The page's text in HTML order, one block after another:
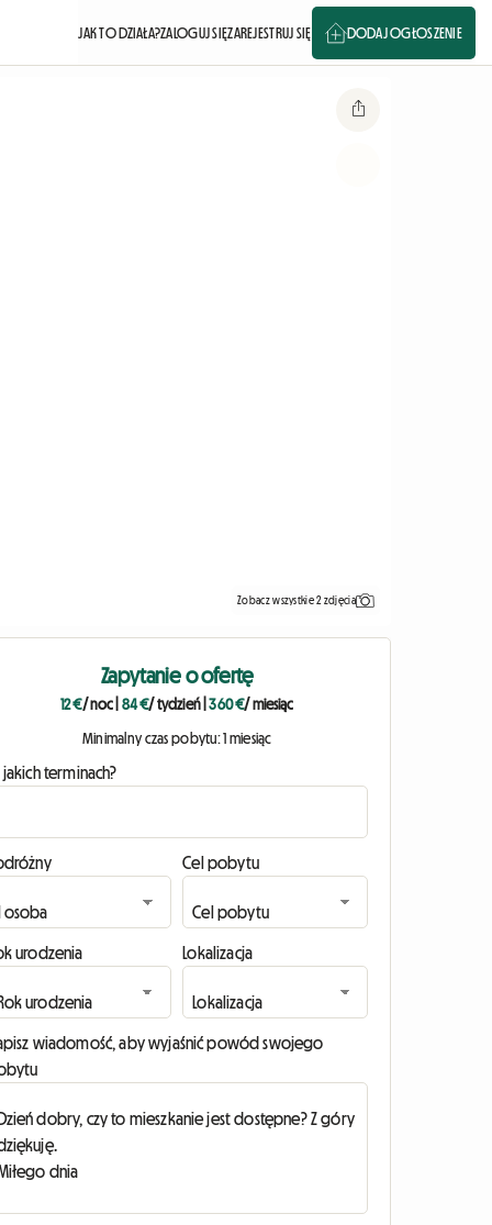
JAK TO DZIAŁA?ZALOGUJ SIĘZAREJESTRUJ SIĘ DODAJ OGŁOSZENIE
Zobacz wszystkie 2 zdjęcia
Zapytanie o ofertę
12 €/ noc 84 €/ tydzień|360 €/ miesiąc
Minimalny czas pobytu: 1 miesiąc
jakich terminach?
Cel pobytu
urodzenia Lokalizacja
wiadomość, aby wyjaśnić powód swojego